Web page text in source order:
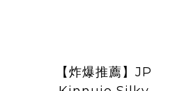
【炸爆推薦】JP